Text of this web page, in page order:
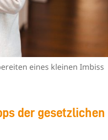
eines kleinen Imbiss
der gesetzlichen